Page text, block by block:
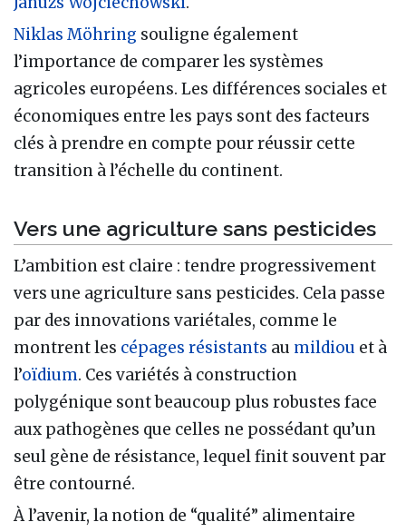
Niklas Möhring souligne également
l’importance de comparer les systèmes
agricoles européens. Les différences sociales et
économiques entre les pays sont des facteurs
clés à prendre en compte pour réussir cette
transition à l’échelle du continent.
Vers une agriculture sans pesticides
L’ambition est claire : tendre progressivement
vers une agriculture sans pesticides. Cela passe
par des innovations variétales, comme le
montrent les cépages résistants au mildiou et à
l’oïdium. Ces variétés à construction
polygénique sont beaucoup plus robustes face
aux pathogènes que celles ne possédant qu’un
seul gène de résistance, lequel finit souvent par
être contourné.
À l’avenir, la notion de “qualité” alimentaire